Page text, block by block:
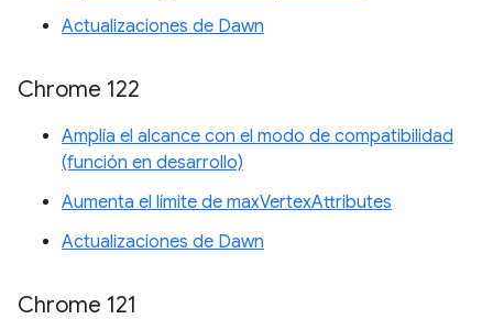
Actualizaciones de Dawn
Chrome 122
Amplía el alcance con el modo de compatibilidad
(función en desarrollo)
Aumenta el límite de maxVertexAttributes
Actualizaciones de Dawn
Chrome 121